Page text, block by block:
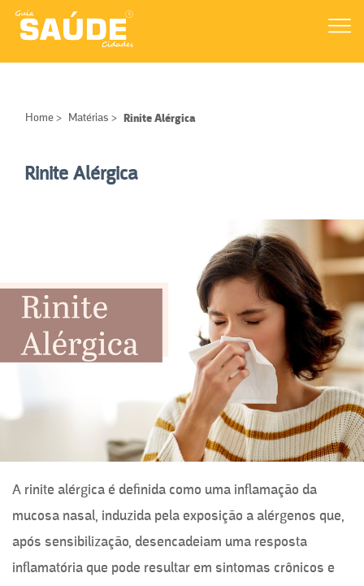
Home > Matérias > Rinite Alérgica
Rinite Alérgica
A rinite alérgica é definida como uma inflamação da
mucosa nasal, induzida pela exposição a alérgenos que,
após sensibilização, desencadeiam uma resposta
inflamatória que pode resultar em sintomas crônicos e